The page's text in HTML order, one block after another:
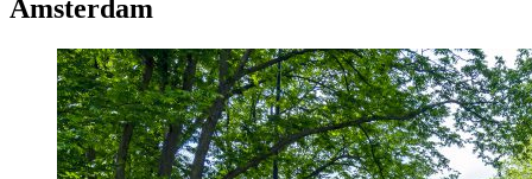
Amsterdam